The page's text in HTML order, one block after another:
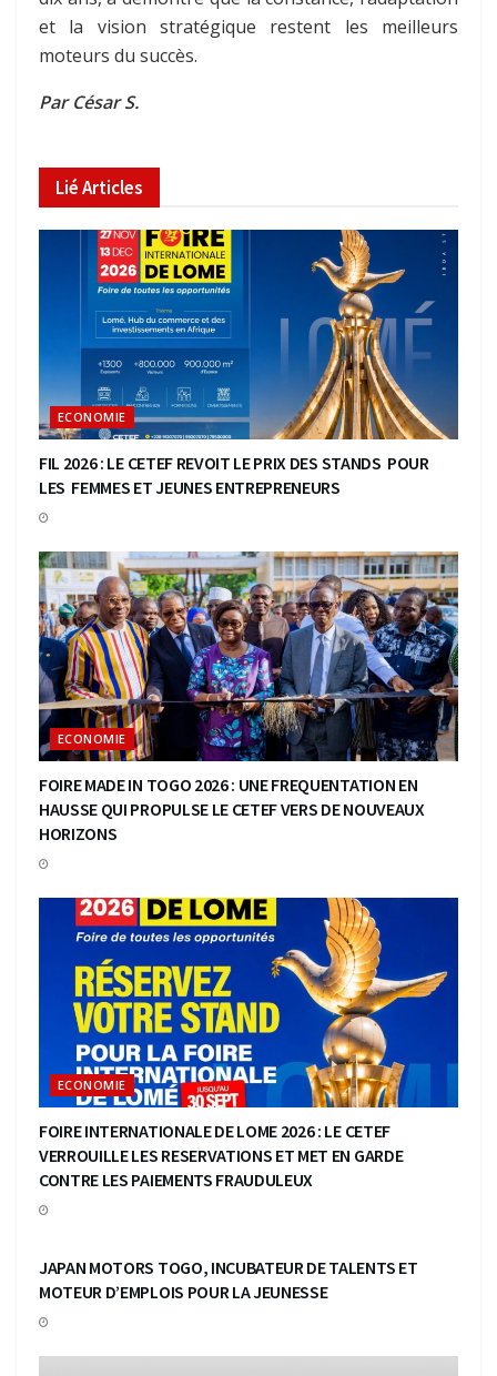
et la vision stratégique restent les meilleurs
moteurs du succès.
Par César S.
LiéArticles
ECONOMIE
FIL 2026 : LE CETEF REVOIT LE PRIX DES STANDS POUR
LES FEMMES ET JEUNES ENTREPRENEURS
ECONOMIE
FOIRE MADE IN TOGO 2026 : UNE FREQUENTATION EN
HAUSSE QUI PROPULSE LE CETEF VERS DE NOUVEAUX
HORIZONS
ECONOMIE
FOIRE INTERNATIONALE DE LOME 2026 : LE CETEF
VERROUILLE LES RESERVATIONS ET MET EN GARDE
CONTRE LES PAIEMENTS FRAUDULEUX
JAPAN MOTORS TOGO, INCUBATEUR DE TALENTS ET
MOTEUR D’EMPLOIS POUR LA JEUNESSE